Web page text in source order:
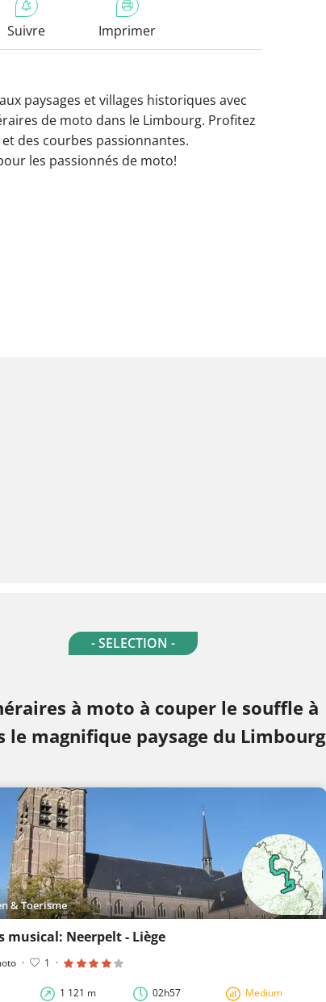
Suivre Imprimer
paysages et villages historiques avec
de moto dans le Limbourg. Profitez
des courbes passionnantes.
les passionnés de moto!
- SELECTION -
à moto à couper le souffle à
le magnifique paysage du Limbourg
& Toerisme
musical: Neerpelt - Liège
· 1 ·
1 121 m 02h57 Medium